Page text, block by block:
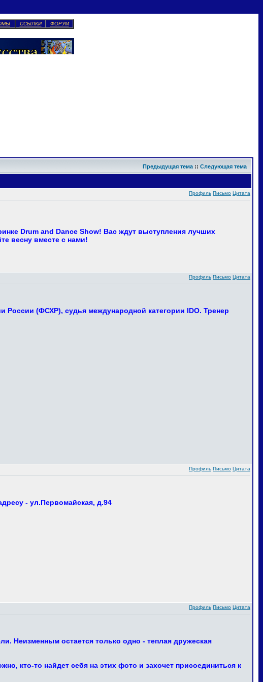
ССЫЛКИ ФОРУМ
Предыдущая тема :: Следующая тема
Профиль Письмо Цитата
Drum and Dance Show! Вас ждут выступления лучших
весну вместе с нами!
Профиль Письмо Цитата
России (ФСХР), судья международной категории IDO. Тренер
Профиль Письмо Цитата
- ул.Первомайская, д.94
Профиль Письмо Цитата
Неизменным остается только одно - теплая дружеская
кто-то найдет себя на этих фото и захочет присоединиться к